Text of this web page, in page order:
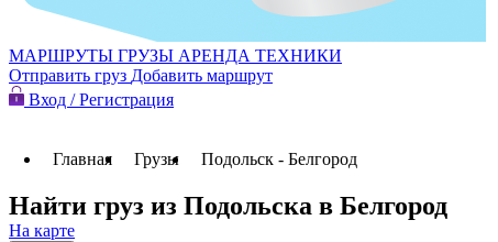
МАРШРУТЫ ГРУЗЫ АРЕНДА ТЕХНИКИ
Отправить груз Добавить маршрут
Вход / Регистрация
Главная Грузы Подольск - Белгород
Найти груз из Подольска в Белгород
На карте